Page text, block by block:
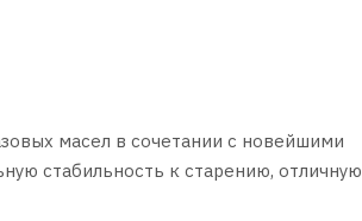
масел в сочетании с новейшими
стабильность к старению, отличную